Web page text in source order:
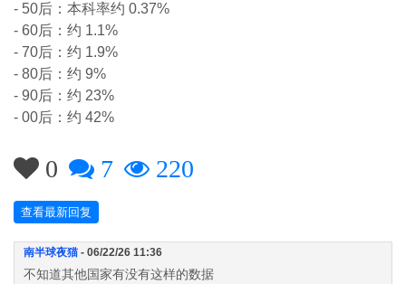
- 50后：本科率约 0.37%
- 60后：约 1.1%
- 70后：约 1.9%
- 80后：约 9%
- 90后：约 23%
- 00后：约 42%
0 7 220
查看最新回复
南半球夜猫 - 06/22/26 11:36
不知道其他国家有没有这样的数据